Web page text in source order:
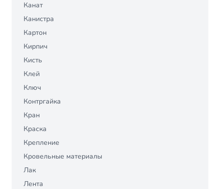
Канат
Канистра
Картон
Кирпич
Кисть
Клей
Ключ
Контргайка
Кран
Краска
Крепление
Кровельные материалы
Лак
Лента